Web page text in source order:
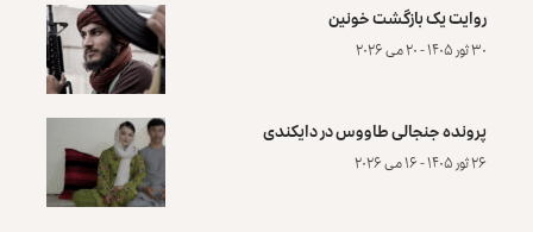
روایت یک بازگشت خونین
۳۰ ثور ۱۴۰۵ - ۲۰ می ۲۰۲۶
پرونده‌ جنجالی طاووس در دایکندی
۲۶ ثور ۱۴۰۵ - ۱۶ می ۲۰۲۶